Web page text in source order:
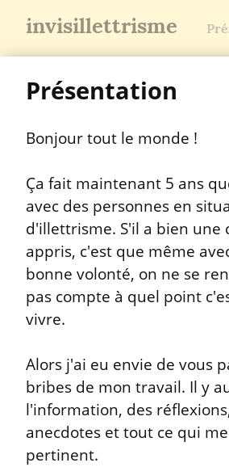
invisillettrisme
Présentation
Bonjour tout le monde !
Ça fait maintenant 5 ans
avec des personnes en
d'illettrisme. S'il a bien une
appris, c'est que même
bonne volonté, on ne se
pas compte à quel point
vivre.
Alors j'ai eu envie de vous
bribes de mon travail. Il y
l'information, des
anecdotes et tout ce qui
pertinent.